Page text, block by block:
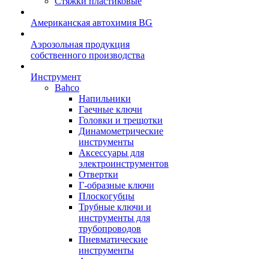
Американская автохимия BG
Аэрозольная продукция
собственного производства
Инструмент
Bahco
Напильники
Гаечные ключи
Головки и трещотки
Динамометрические
инструменты
Аксессуары для
электроинструментов
Отвертки
Г-образные ключи
Плоскогубцы
Трубные ключи и
инструменты для
трубопроводов
Пневматические
инструменты